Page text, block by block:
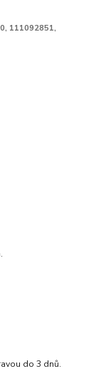
111092851,
do 3 dnů.